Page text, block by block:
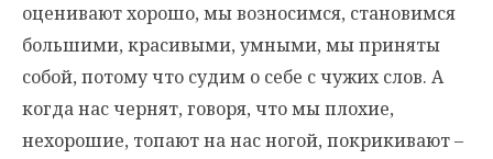
оценивают хорошо, мы возносимся, становимся
большими, красивыми, умными, мы приняты
собой, потому что судим о себе с чужих слов. А
когда нас чернят, говоря, что мы плохие,
нехорошие, топают на нас ногой, покрикивают –